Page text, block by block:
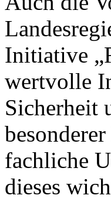
Initiative
wertvolle
Sicherheit
fachliche
dieses